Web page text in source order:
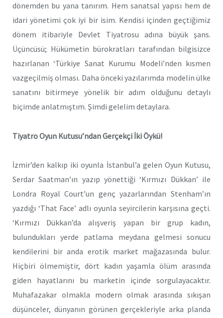
dönemden bu yana tanırım. Hem sanatsal yapısı hem de
idari yönetimi çok iyi bir isim. Kendisi içinden geçtiğimiz
dönem itibariyle Devlet Tiyatrosu adına büyük şans.
Üçüncüsü; Hükümetin bürokratları tarafından bilgisizce
hazırlanan ‘Türkiye Sanat Kurumu Modeli’nden kısmen
vazgeçilmiş olması. Daha önceki yazılarımda modelin ülke
sanatını bitirmeye yönelik bir adım olduğunu detaylı
biçimde anlatmıştım. Şimdi gelelim detaylara.
Tiyatro Oyun Kutusu’ndan Gerçekçi İki Öykü!
İzmir’den kalkıp iki oyunla İstanbul’a gelen Oyun Kutusu,
Serdar Saatman’ın yazıp yönettiği ‘Kırmızı Dükkan’ ile
Londra Royal Court’un genç yazarlarından Stenham’ın
yazdığı ‘That Face’ adlı oyunla seyircilerin karşısına geçti.
‘Kırmızı Dükkan’da alışveriş yapan bir grup kadın,
bulundukları yerde patlama meydana gelmesi sonucu
kendilerini bir anda erotik market mağazasında bulur.
Hiçbiri ölmemiştir, dört kadın yaşamla ölüm arasında
giden hayatlarını bu marketin içinde sorgulayacaktır.
Muhafazakar olmakla modern olmak arasında sıkışan
düşünceler, dünyanın görünen gerçekleriyle arka planda